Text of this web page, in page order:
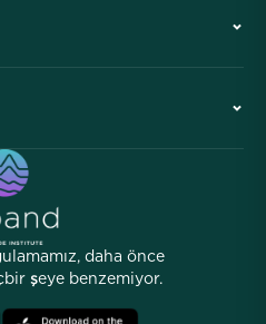
daha önce
şeye benzemiyor.